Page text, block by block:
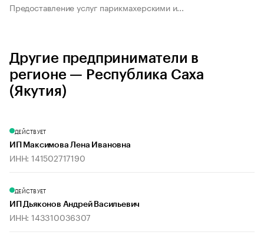
Предоставление услуг парикмахерскими и...
Другие предприниматели в
регионе — Республика Саха
(Якутия)
ДЕЙСТВУЕТ
ИП Максимова Лена Ивановна
ИНН: 141502717190
ДЕЙСТВУЕТ
ИП Дьяконов Андрей Васильевич
ИНН: 143310036307